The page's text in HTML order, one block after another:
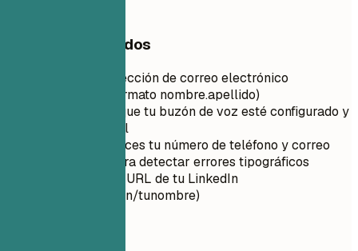
Consejos rápidos
Utiliza una dirección de correo electrónico
profesional (formato nombre.apellido)
Asegúrate de que tu buzón de voz esté configurado y
sea profesional
Verifica dos veces tu número de teléfono y correo
electrónico para detectar errores tipográficos
Personaliza la URL de tu LinkedIn
(linkedin.com/in/tunombre)